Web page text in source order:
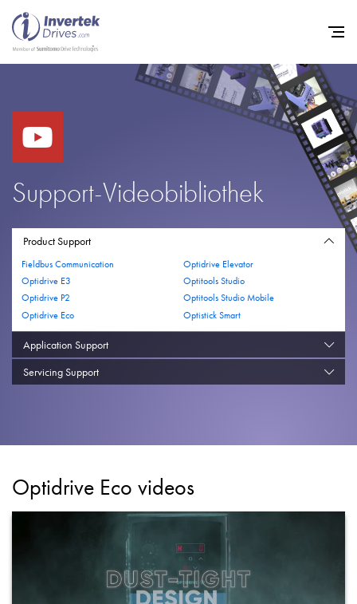
Support-Videobibliothek
Product Support
Fieldbus Communication
Optidrive E3
Optidrive P2
Optidrive Eco
Optidrive Elevator
Optitools Studio
Optitools Studio Mobile
Optistick Smart
Application Support
Servicing Support
Optidrive Eco videos
Startseite
Frequenzumrichter
Nachhaltigkeit
Karriere
Unternehmen
Kontakt
Datenschutzrichtlinie